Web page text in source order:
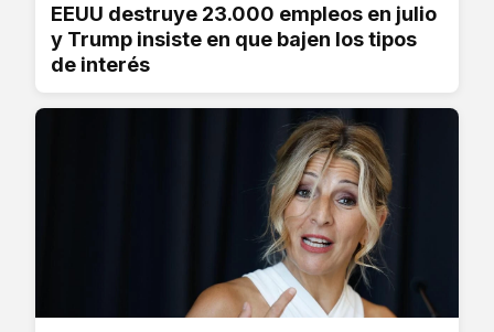
EEUU destruye 23.000 empleos en julio
y Trump insiste en que bajen los tipos
de interés